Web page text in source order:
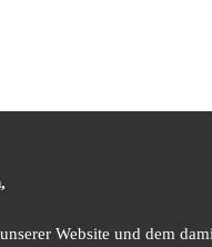
Website und dem